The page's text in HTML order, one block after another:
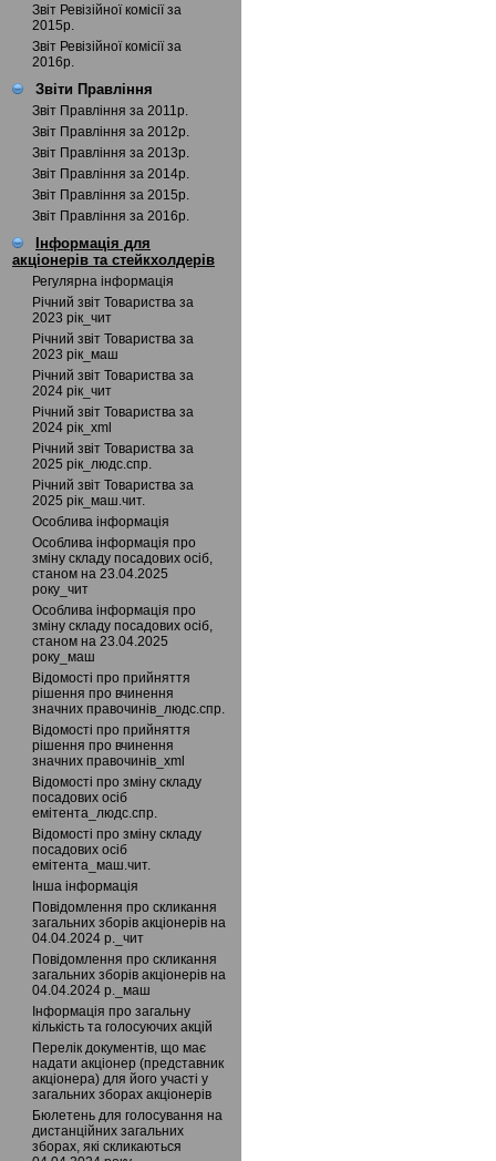
Звіт Ревізійної комісії за
2015р.
Звіт Ревізійної комісії за
2016р.
Звіти Правління
Звіт Правління за 2011р.
Звіт Правління за 2012р.
Звіт Правління за 2013р.
Звіт Правління за 2014р.
Звіт Правління за 2015р.
Звіт Правління за 2016р.
Інформація для
акціонерів та стейкхолдерів
Регулярна інформація
Річний звіт Товариства за
2023 рік_чит
Річний звіт Товариства за
2023 рік_маш
Річний звіт Товариства за
2024 рік_чит
Річний звіт Товариства за
2024 рік_xml
Річний звіт Товариства за
2025 рік_людс.спр.
Річний звіт Товариства за
2025 рік_маш.чит.
Особлива інформація
Особлива інформація про
зміну складу посадових осіб,
станом на 23.04.2025
року_чит
Особлива інформація про
зміну складу посадових осіб,
станом на 23.04.2025
року_маш
Відомості про прийняття
рішення про вчинення
значних правочинів_людс.спр.
Відомості про прийняття
рішення про вчинення
значних правочинів_xml
Відомості про зміну складу
посадових осіб
емітента_людс.спр.
Відомості про зміну складу
посадових осіб
емітента_маш.чит.
Інша інформація
Повідомлення про скликання
загальних зборів акціонерів на
04.04.2024 р._чит
Повідомлення про скликання
загальних зборів акціонерів на
04.04.2024 р._маш
Інформація про загальну
кількість та голосуючих акцій
Перелік документів, що має
надати акціонер (представник
акціонера) для його участі у
загальних зборах акціонерів
Бюлетень для голосування на
дистанційних загальних
зборах, які скликаються